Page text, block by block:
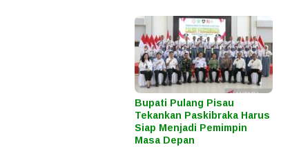
Bupati Pulang Pisau
Tekankan Paskibraka Harus
Siap Menjadi Pemimpin
Masa Depan